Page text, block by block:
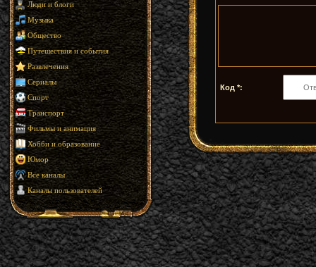
Люди и блоги
Музыка
Общество
Путешествия и события
Развлечения
Сериалы
Спорт
Транспорт
Фильмы и анимация
Хобби и образование
Юмор
Все каналы
Каналы пользователей
Код *: